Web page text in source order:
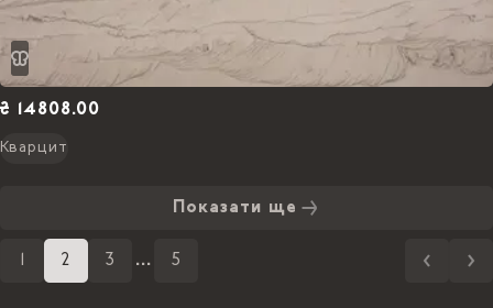
₴ 14808.00
Кварцит
Показати ще
2 3 ... 5